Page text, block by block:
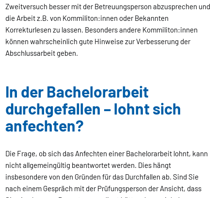
Zweitversuch besser mit der Betreuungsperson abzusprechen und
die Arbeit z.B. von Kommiliton:innen oder Bekannten
Korrekturlesen zu lassen. Besonders andere Kommiliton:innen
können wahrscheinlich gute Hinweise zur Verbesserung der
Abschlussarbeit geben.
In der Bachelorarbeit
durchgefallen – lohnt sich
anfechten?
Die Frage, ob sich das Anfechten einer Bachelorarbeit lohnt, kann
nicht allgemeingültig beantwortet werden. Dies hängt
insbesondere von den Gründen für das Durchfallen ab. Sind Sie
nach einem Gespräch mit der Prüfungsperson der Ansicht, dass